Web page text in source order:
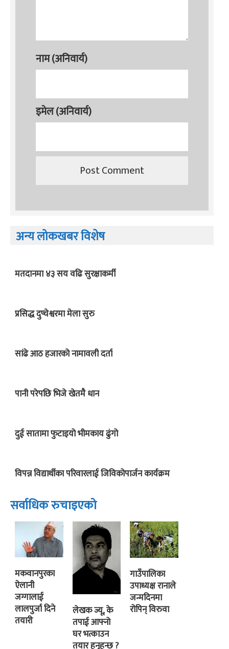
नाम (अनिवार्य)
इमेल (अनिवार्य)
अन्य लोकखबर विशेष
मतदानमा ४३ सय वढि सुरक्षाकर्मी
प्रसिद्ध दुप्चेश्वरमा मेला सुरु
सांढे आठ हजारको नामावली दर्ता
पानी परेपछि भिजे खेतमै धान
दुई सातामा फुटाइयो भीमकाय ढुंगो
विपन्न विद्यार्थीका परिवारलाई जिविकोपार्जन कार्यक्रम
सर्वाधिक रुचाइएको
मकवानपुरका
ऐलानी
जग्गालाई
लालपुर्जा दिने
तयारी
लेखक ज्यू, के
तपाई आफ्नो
घर भत्काउन
तयार हुनुहुन्छ ?
गाउँपालिका
उपाध्यक्ष रानाले
जन्मदिनमा
रोपिन् विरुवा